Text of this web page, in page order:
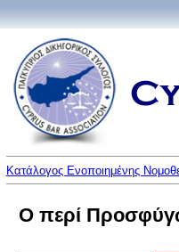
Κατάλογος Ενοποιημένης
Ο περί